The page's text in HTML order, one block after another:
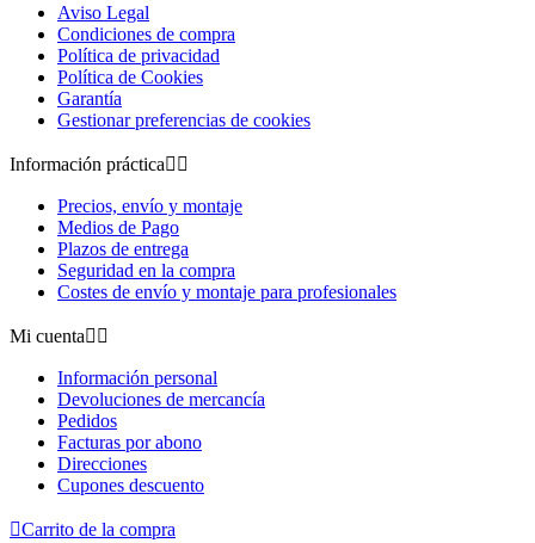
Aviso Legal
Condiciones de compra
Política de privacidad
Política de Cookies
Garantía
Gestionar preferencias de cookies
Información práctica 
Precios, envío y montaje
Medios de Pago
Plazos de entrega
Seguridad en la compra
Costes de envío y montaje para profesionales
Mi cuenta 
Información personal
Devoluciones de mercancía
Pedidos
Facturas por abono
Direcciones
Cupones descuento
Carrito de la compra